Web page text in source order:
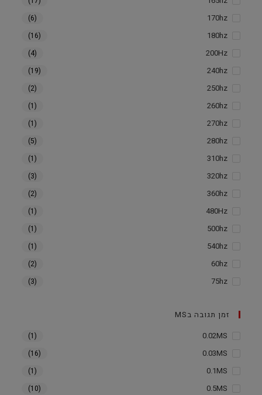
170hz
(6)
180hz
(16)
200Hz
(4)
240hz
(19)
250hz
(2)
260hz
(1)
270hz
(1)
280hz
(5)
310hz
(1)
320hz
(3)
360hz
(2)
480Hz
(1)
500hz
(1)
540hz
(1)
60hz
(2)
75hz
(3)
זמן תגובה בMS
0.02MS
(1)
0.03MS
(16)
0.1MS
(1)
0.5MS
(10)